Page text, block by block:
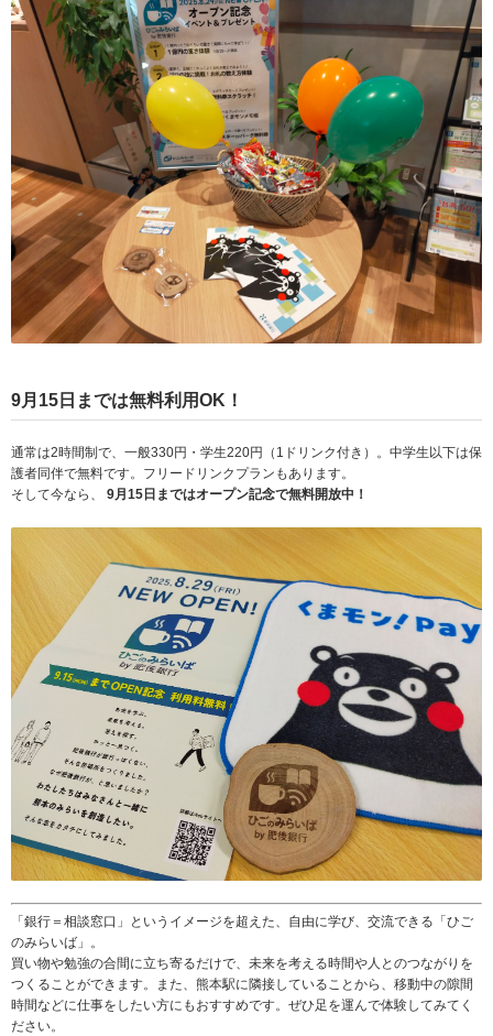
9月15日までは無料利用OK！
通常は2時間制で、一般330円・学生220円（1ドリンク付き）。中学生以下は保
護者同伴で無料です。フリードリンクプランもあります。
そして今なら、 9月15日まではオープン記念で無料開放中！
「銀行＝相談窓口」というイメージを超えた、自由に学び、交流できる「ひご
のみらいば」。
買い物や勉強の合間に立ち寄るだけで、未来を考える時間や人とのつながりを
つくることができます。また、熊本駅に隣接していることから、移動中の隙間
時間などに仕事をしたい方にもおすすめです。ぜひ足を運んで体験してみてく
ださい。